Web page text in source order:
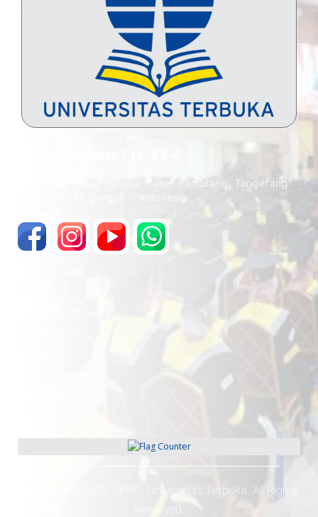
Jalan Cabe Raya, Pondok Cabe, Pamulang, Tangerang
Selatan 15437, Banten – Indonesia
Copyright ©2026. FKIP - Universitas Terbuka. All Rights
Reserved.